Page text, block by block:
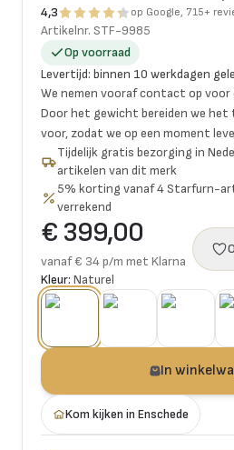
4,3 op Google, 715+
Artikelnr. STF-9985
Op voorraad
Levertijd: binnen 10 werkdagen
We nemen vooraf contact op voor
Door het gewicht bereiden we
voor, zodat we op een moment
Tijdelijk gratis bezorging in
artikelen van dit merk
5% korting vanaf 4 Starfurn-
verrekend
€ 399,00
vanaf € 34 p/m met Klarna
Kleur: Naturel
In
Kom kijken in Enschede